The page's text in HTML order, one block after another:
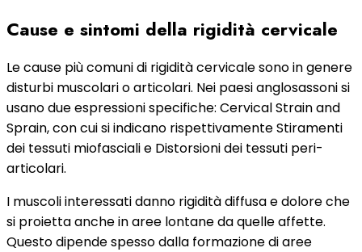
Cause e sintomi della rigidità cervicale
Le cause più comuni di rigidità cervicale sono in genere
disturbi muscolari o articolari. Nei paesi anglosassoni si
usano due espressioni specifiche: Cervical Strain and
Sprain, con cui si indicano rispettivamente Stiramenti
dei tessuti miofasciali e Distorsioni dei tessuti peri-
articolari.
I muscoli interessati danno rigidità diffusa e dolore che
si proietta anche in aree lontane da quelle affette.
Questo dipende spesso dalla formazione di aree